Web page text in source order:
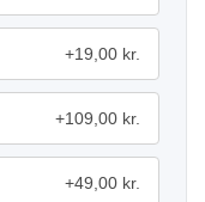
+19,00 kr.
+109,00 kr.
+49,00 kr.